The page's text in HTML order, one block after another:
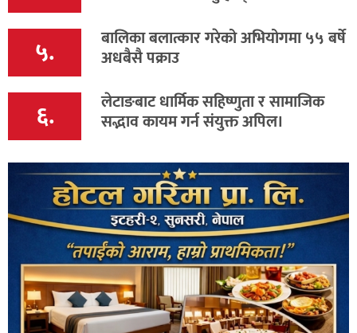
५. बालिका बलात्कार गरेको अभियोगमा ५५ बर्षे
अधबैसै पक्राउ
६. लेटाङबाट धार्मिक सहिष्णुता र सामाजिक
सद्भाव कायम गर्न संयुक्त अपिल।